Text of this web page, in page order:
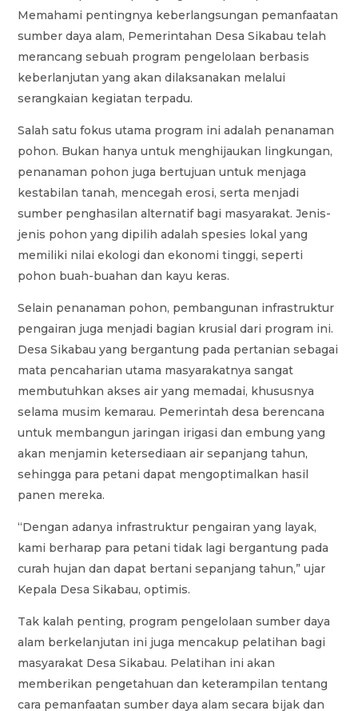
Memahami pentingnya keberlangsungan pemanfaatan
sumber daya alam, Pemerintahan Desa Sikabau telah
merancang sebuah program pengelolaan berbasis
keberlanjutan yang akan dilaksanakan melalui
serangkaian kegiatan terpadu.
Salah satu fokus utama program ini adalah penanaman
pohon. Bukan hanya untuk menghijaukan lingkungan,
penanaman pohon juga bertujuan untuk menjaga
kestabilan tanah, mencegah erosi, serta menjadi
sumber penghasilan alternatif bagi masyarakat. Jenis-
jenis pohon yang dipilih adalah spesies lokal yang
memiliki nilai ekologi dan ekonomi tinggi, seperti
pohon buah-buahan dan kayu keras.
Selain penanaman pohon, pembangunan infrastruktur
pengairan juga menjadi bagian krusial dari program ini.
Desa Sikabau yang bergantung pada pertanian sebagai
mata pencaharian utama masyarakatnya sangat
membutuhkan akses air yang memadai, khususnya
selama musim kemarau. Pemerintah desa berencana
untuk membangun jaringan irigasi dan embung yang
akan menjamin ketersediaan air sepanjang tahun,
sehingga para petani dapat mengoptimalkan hasil
panen mereka.
“Dengan adanya infrastruktur pengairan yang layak,
kami berharap para petani tidak lagi bergantung pada
curah hujan dan dapat bertani sepanjang tahun,” ujar
Kepala Desa Sikabau, optimis.
Tak kalah penting, program pengelolaan sumber daya
alam berkelanjutan ini juga mencakup pelatihan bagi
masyarakat Desa Sikabau. Pelatihan ini akan
memberikan pengetahuan dan keterampilan tentang
cara pemanfaatan sumber daya alam secara bijak dan